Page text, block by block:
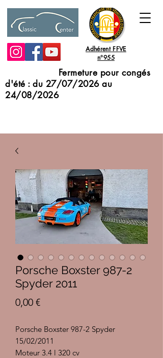
Adhérent FFVE
n°955
Fermeture pour congés
d'été : du 27/07/2026 au
24/08/2026
Porsche Boxster 987-2
Spyder 2011
0,00 €Prix
Porsche Boxster 987-2 Spyder
15/02/2011
Moteur 3.4 l 320 cv